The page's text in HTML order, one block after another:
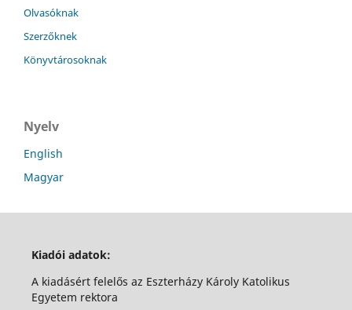
Olvasóknak
Szerzőknek
Könyvtárosoknak
Nyelv
English
Magyar
Kiadói adatok:
A kiadásért felelős az Eszterházy Károly Katolikus
Egyetem rektora